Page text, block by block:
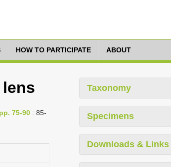
HOW TO PARTICIPATE ABOUT
75-90 : 85-
Taxonomy
Specimens
Downloads & Links